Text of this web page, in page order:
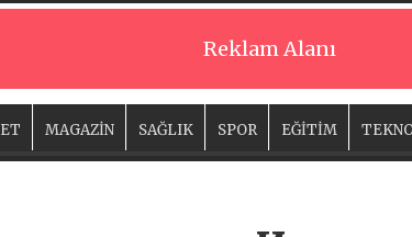
Reklam Alanı
MAGAZİN SAĞLIK SPOR EĞİTİM